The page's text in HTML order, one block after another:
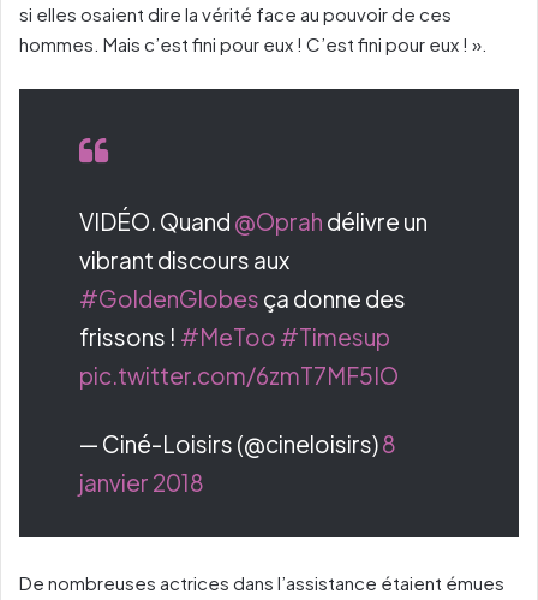
si elles osaient dire la vérité face au pouvoir de ces
hommes. Mais c’est fini pour eux ! C’est fini pour eux ! ».
VIDÉO. Quand @Oprah délivre un
vibrant discours aux
#GoldenGlobes ça donne des
frissons ! #MeToo #Timesup
pic.twitter.com/6zmT7MF5IO
— Ciné-Loisirs (@cineloisirs)8
janvier 2018
De nombreuses actrices dans l’assistance étaient émues